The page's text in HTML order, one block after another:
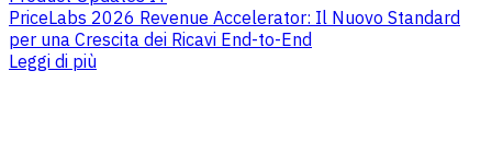
PriceLabs 2026 Revenue Accelerator: Il Nuovo Standard
per una Crescita dei Ricavi End-to-End
Leggi di più